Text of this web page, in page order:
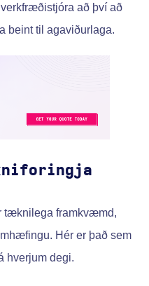
að því að
beint til agaviðurlaga.
tæknilega framkvæmd,
Hér er það sem
hverjum degi.